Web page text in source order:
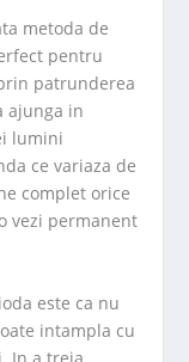
metoda de
pentru
patrunderea
ajunga in
lumini
ce variaza de
complet orice
vezi permanent
este ca nu
intampla cu